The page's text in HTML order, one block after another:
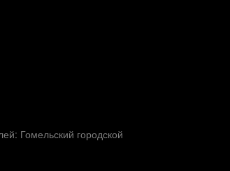
Гомельский городской